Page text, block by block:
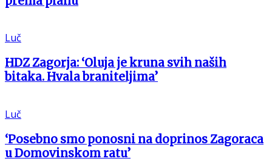
Luč
HDZ Zagorja: ‘Oluja je kruna svih naših
bitaka. Hvala braniteljima’
Luč
‘Posebno smo ponosni na doprinos Zagoraca
u Domovinskom ratu’